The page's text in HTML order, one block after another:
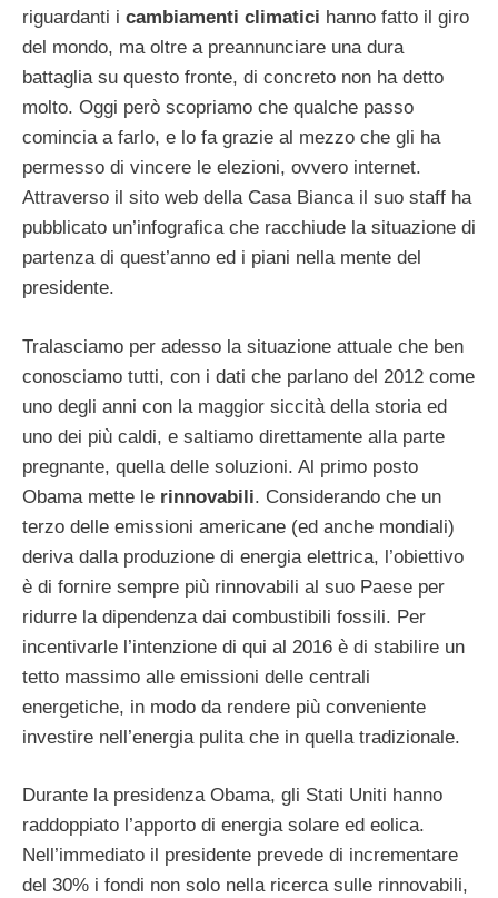
riguardanti i cambiamenti climatici hanno fatto il giro
del mondo, ma oltre a preannunciare una dura
battaglia su questo fronte, di concreto non ha detto
molto. Oggi però scopriamo che qualche passo
comincia a farlo, e lo fa grazie al mezzo che gli ha
permesso di vincere le elezioni, ovvero internet.
Attraverso il sito web della Casa Bianca il suo staff ha
pubblicato un’infografica che racchiude la situazione di
partenza di quest’anno ed i piani nella mente del
presidente.
Tralasciamo per adesso la situazione attuale che ben
conosciamo tutti, con i dati che parlano del 2012 come
uno degli anni con la maggior siccità della storia ed
uno dei più caldi, e saltiamo direttamente alla parte
pregnante, quella delle soluzioni. Al primo posto
Obama mette le rinnovabili. Considerando che un
terzo delle emissioni americane (ed anche mondiali)
deriva dalla produzione di energia elettrica, l’obiettivo
è di fornire sempre più rinnovabili al suo Paese per
ridurre la dipendenza dai combustibili fossili. Per
incentivarle l’intenzione di qui al 2016 è di stabilire un
tetto massimo alle emissioni delle centrali
energetiche, in modo da rendere più conveniente
investire nell’energia pulita che in quella tradizionale.
Durante la presidenza Obama, gli Stati Uniti hanno
raddoppiato l’apporto di energia solare ed eolica.
Nell’immediato il presidente prevede di incrementare
del 30% i fondi non solo nella ricerca sulle rinnovabili,